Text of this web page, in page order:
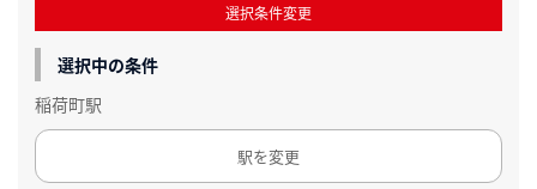
選択条件変更
選択中の条件
稲荷町駅
駅を変更